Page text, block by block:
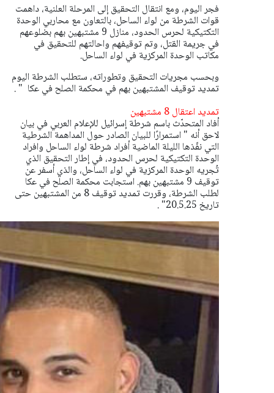
فجر اليوم، ومع انتقال التحقيق إلى المرحلة العلنية، داهمت
قوات الشرطة من لواء الساحل، بالتعاون مع محاربي الوحدة
التكتيكية لحرس الحدود، منازل 9 مشتبهين بهم بضلوعهم
في جريمة القتل، وتم توقيفهم واحالتهم للتحقيق في
مكاتب الوحدة المركزية في لواء الساحل.
وبحسب مجريات التحقيق وتطوراته، ستطلب الشرطة اليوم
تمديد توقيف المشتبهين بهم في محكمة الصلح في عكا " .
تمديد اعتقال 8 مشتبهين
أفاد المتحدّث باسم شرطة إسرائيل للإعلام العربي في بيان
لاحق أنه " استمرارًا للبيان الصادر حول المداهمة الشرطية
التي نفّذها الليلة الماضية أفراد شرطة لواء الساحل وافراد
الوحدة التكتيكية لحرس الحدود، في إطار التحقيق الذي
تُجريه الوحدة المركزية في لواء الساحل، والذي أسفر عن
توقيف 9 مشتبهين بهم. استجابت محكمة الصلح في عكا
لطلب الشرطة، وقررت تمديد توقيف 8 من المشتبهين حتى
تاريخ 20.5.25" .